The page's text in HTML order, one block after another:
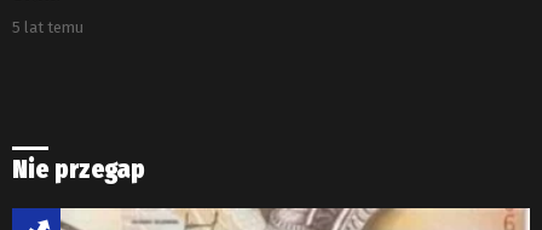
5 lat temu
Nie przegap